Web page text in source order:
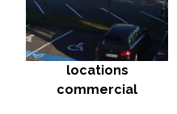
locations
commercial